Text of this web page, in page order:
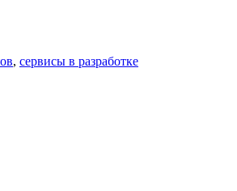
, сервисы в разработке